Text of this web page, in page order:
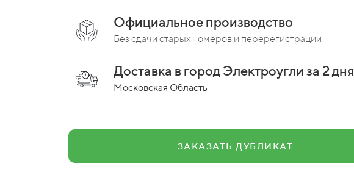
Официальное производство
Без сдачи старых номеров и перерегистрации
Доставка в город Электроугли за 2 дня
Московская Область
ЗАКАЗАТЬ ДУБЛИКАТ